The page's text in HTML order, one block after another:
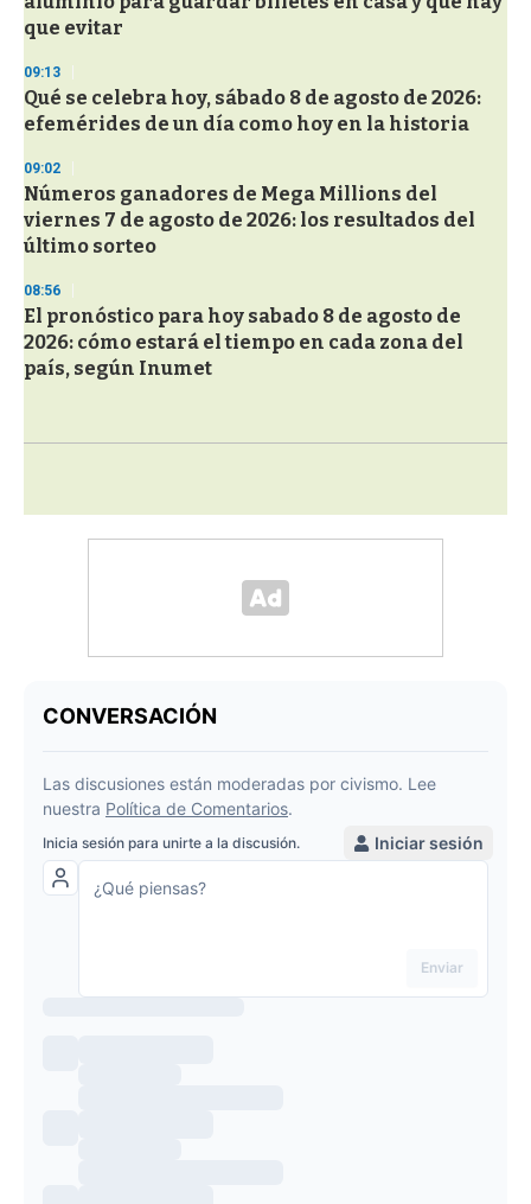
que evitar
09:13
Qué se celebra hoy, sábado 8 de agosto de 2026:
efemérides de un día como hoy en la historia
09:02
Números ganadores de Mega Millions del
viernes 7 de agosto de 2026: los resultados del
último sorteo
08:56
El pronóstico para hoy sabado 8 de agosto de
2026: cómo estará el tiempo en cada zona del
país, según Inumet